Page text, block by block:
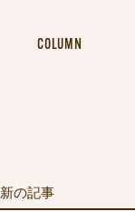
COLUMN
の記事